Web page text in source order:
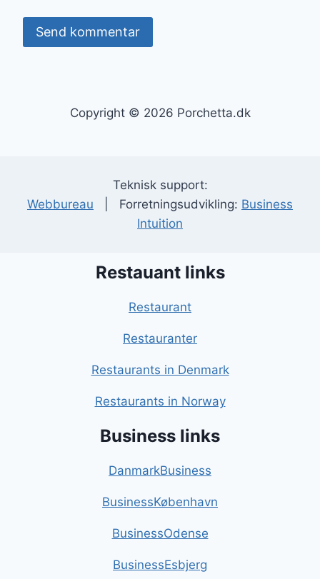
Copyright © 2026 Porchetta.dk
Teknisk support:
Webbureau | Forretningsudvikling: Business
Intuition
Restauant links
Restaurant
Restauranter
Restaurants in Denmark
Restaurants in Norway
Business links
DanmarkBusiness
BusinessKøbenhavn
BusinessOdense
BusinessEsbjerg